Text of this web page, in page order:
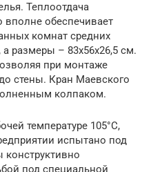
Теплоотдача
вполне обеспечивает
комнат средних
размеры – 83х56х26,5 см.
при монтаже
стены. Кран Маевского
колпаком.
температуре 105°С,
испытано под
конструктивно
под специальной